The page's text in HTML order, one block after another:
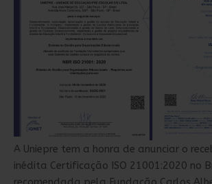
A Uniepre tem a honra de anunciar o
inédita Certificação ISO 21001:2020 no